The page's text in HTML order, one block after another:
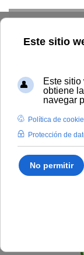
Inicio BOUNIA
Universidad
desempeñar
en régimen de
Publicado en: